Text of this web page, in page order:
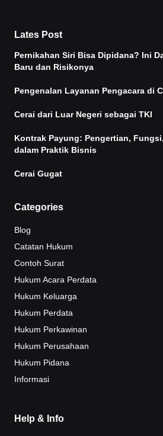
Lates Post
Pernikahan Siri Bisa Dipidana? Ini
Baru dan Risikonya
Pengenalan Layanan Pengacara di
Cerai dari Luar Negeri sebagai TKI
Kontrak Payung: Pengertian,
dalam Praktik Bisnis
Cerai Gugat
Categories
Blog
Catatan Hukum
Contoh Surat
Hukum Acara Perdata
Hukum Keluarga
Hukum Perdata
Hukum Perkawinan
Hukum Perusahaan
Hukum Pidana
Informasi
Help & Info